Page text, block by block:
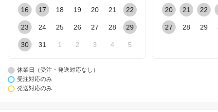
16 17 18 19 20 21 22
23 24 25 26 27 28 29
30 31 1 2 3 4 5
20 21 22
27 28 29
休業日（受注・発送対応なし）
受注対応のみ
発送対応のみ